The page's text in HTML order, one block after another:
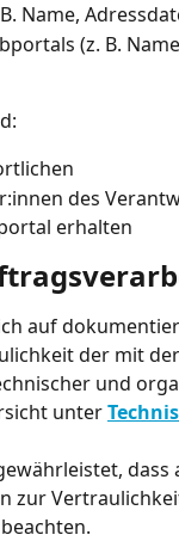
Name,
(z. B.
des
erhalten
auf
der mit
und
unter
zur